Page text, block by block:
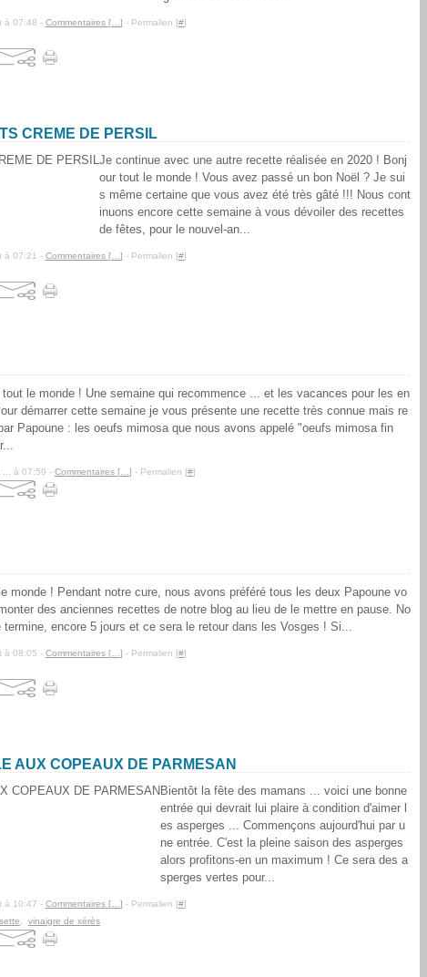
à 07:48 - Commentaires [ ] - Permalien [#]
CREME DE PERSIL
Je continue avec une autre recette réalisée en 2020 ! Bonj
our tout le monde ! Vous avez passé un bon Noël ? Je sui
s même certaine que vous avez été très gâté !!! Nous cont
inuons encore cette semaine à vous dévoiler des recettes
de fêtes, pour le nouvel-an...
à 07:21 - Commentaires [ ] - Permalien [#]
tout le monde ! Une semaine qui recommence ... et les vacances pour les en
démarrer cette semaine je vous présente une recette très connue mais re
Papoune : les oeufs mimosa que nous avons appelé "oeufs mimosa fin
... à 07:59 - Commentaires [ ] - Permalien [#]
monde ! Pendant notre cure, nous avons préféré tous les deux Papoune vo
des anciennes recettes de notre blog au lieu de le mettre en pause. No
termine, encore 5 jours et ce sera le retour dans les Vosges ! Si...
à 08:05 - Commentaires [ ] - Permalien [#]
AUX COPEAUX DE PARMESAN
Bientôt la fête des mamans ... voici une bonne
entrée qui devrait lui plaire à condition d'aimer l
es asperges ... Commençons aujourd'hui par u
ne entrée. C'est la pleine saison des asperges
alors profitons-en un maximum ! Ce sera des a
sperges vertes pour...
à 10:47 - Commentaires [ ] - Permalien [#]
vinaigre de xérès